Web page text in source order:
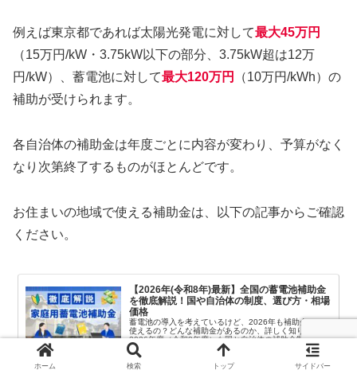
例えば東京都であれば太陽光発電に対して最大45万円
（15万円/kW・3.75kW以下の部分、3.75kW超は12万
円/kW）、蓄電池に対して最大120万円
（10万円/kWh）の
補助が受けられます。
各自治体の補助金は年度ごとに内容が変わり、予算がなく
なり次第終了するものがほとんどです。
お住まいの地域で使える補助金は、以下の記事からご確認
ください。
【2026年(令和8年)最新】全国の蓄電池補助金
を徹底解説！国や自治体の制度、選び方・相場
価格
蓄電池の導入を考えているけど、2026年も補助金って
使えるの？どんな補助金があるのか、詳しく知りたい！
2026年度（令和8年度）も国と自治体の補助金制度が継
続しており、活用すれば蓄電池の初期費用を大幅に抑え
られます。...
eco-ene.com 2025.08.21
ホーム 検索 トップ サイドバー